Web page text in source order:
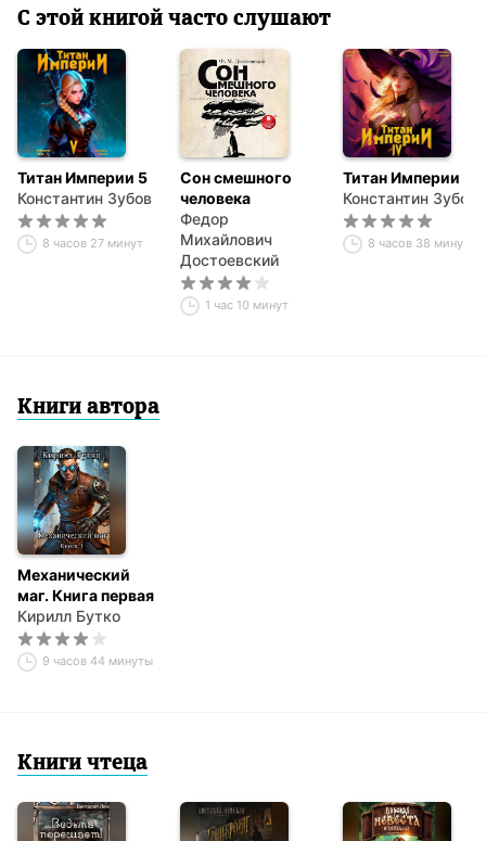
С этой книгой часто слушают
Титан Империи 5
Константин Зубов
8 часов 27 минут
Сон смешного
человека
Федор
Михайлович
Достоевский
1 час 10 минут
Титан Империи 4
Константин Зубов
8 часов 38 минут
Книги автора
Механический
маг. Книга первая
Кирилл Бутко
9 часов 44 минуты
Книги чтеца